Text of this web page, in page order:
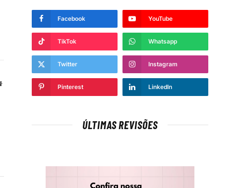
Local
Facebook YouTube
TikTok Whatsapp
Twitter Instagram
Pinterest LinkedIn
ÚLTIMAS REVISÕES